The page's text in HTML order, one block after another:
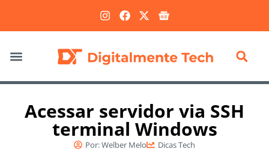
Acessar servidor via SSH
terminal Windows
Por:Welber Melo Dicas Tech